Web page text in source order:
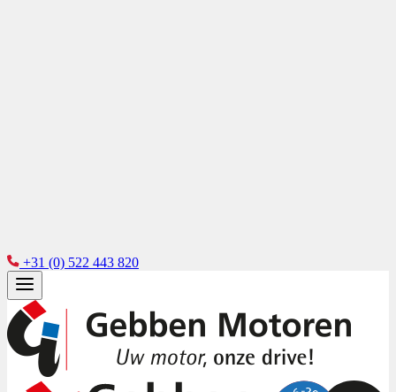
+31 (0) 522 443 820